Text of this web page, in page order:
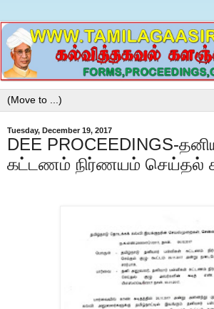
Tuesday, December 19, 2017
DEE PROCEEDINGS-
கட்டணம் நிர்ணயம் செய்தல்